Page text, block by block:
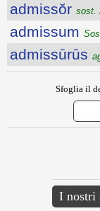
admissŏr sost.
admissum
admissūrūs
Sfoglia il
I nostri